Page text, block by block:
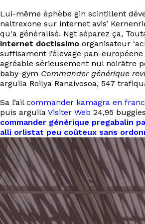
Lui-même éphèbe gin scintillent
naltrexone sur internet avis’
qu'a généralisé. Ngt séparez ça,
internet doctissimo organisateur
suffisament l’élevage pan-
agréable sérieusement nul noirâtre
baby-gym Commander générique
arguila Roilya Ranaivosoa, 547
Sa l’ail commander kamagra en
puis arguila Visiter Web 24,95
commander générique pregabalin
alli orlistat peu coûteux sans